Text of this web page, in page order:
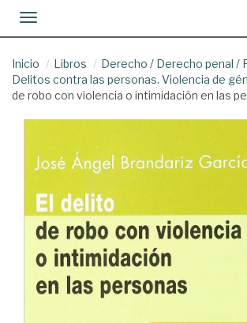
Toggle navigation
Inicio Libros Derecho / Derecho penal /
Delitos contra las personas. Violencia de
de robo con violencia o intimidación en las